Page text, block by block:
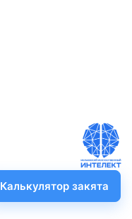
Калькулятор закята